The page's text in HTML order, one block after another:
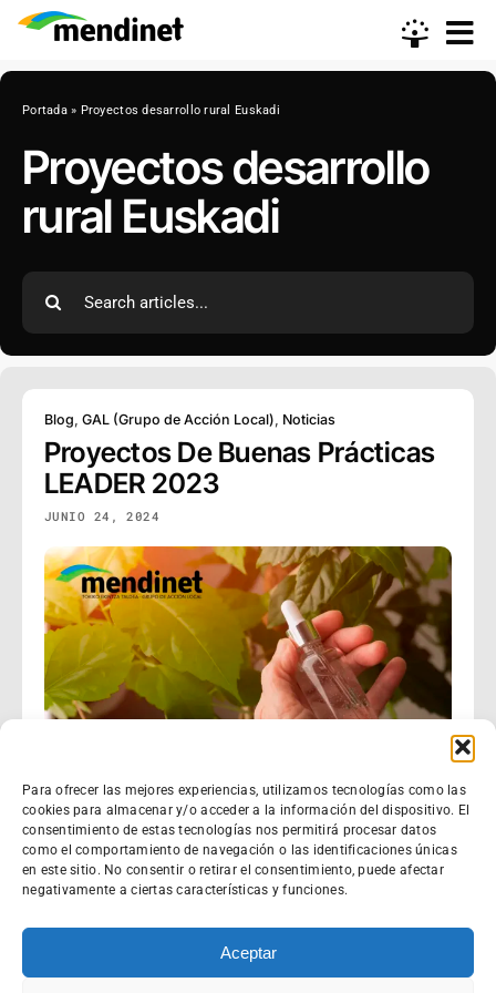
Para ofrecer las mejores experiencias, utilizamos tecnologías como las
cookies para almacenar y/o acceder a la información del dispositivo. El
consentimiento de estas tecnologías nos permitirá procesar datos
como el comportamiento de navegación o las identificaciones únicas
en este sitio. No consentir o retirar el consentimiento, puede afectar
negativamente a ciertas características y funciones.
Aceptar
Skip
content
Proyectos desarrollo
rural Euskadi
Portada» Proyectos desarrollo rural Euskadi
for:
Blog, GAL (Grupo de Acción Local), Noticias
Proyectos De Buenas Prácticas
LEADER 2023
JUNIO 24, 2024